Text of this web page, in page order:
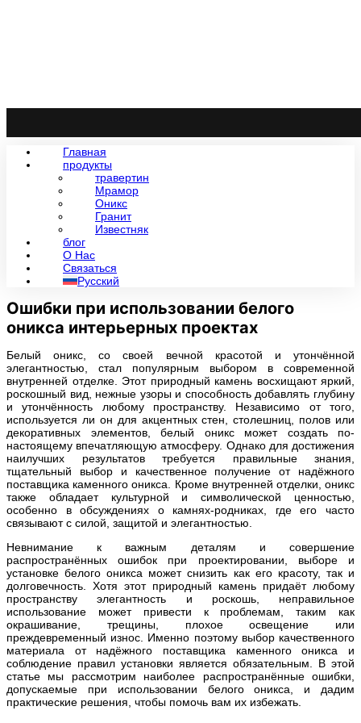
Главная
продукты
травертин
Мрамор
Оникс
Гранит
Известняк
блог
О Нас
Связаться
Русский
Ошибки при использовании белого
оникса интерьерных проектах
Белый оникс, со своей вечной красотой и утончённой
элегантностью, стал популярным выбором в современной
внутренней отделке. Этот природный камень восхищают яркий,
роскошный вид, нежные узоры и способность добавлять глубину
и утончённость любому пространству. Независимо от того,
используется ли он для акцентных стен, столешниц, полов или
декоративных элементов, белый оникс может создать по-
настоящему впечатляющую атмосферу. Однако для достижения
наилучших результатов требуется правильные знания,
тщательный выбор и качественное получение от надёжного
поставщика каменного оникса. Кроме внутренней отделки, оникс
также обладает культурной и символической ценностью,
особенно в обсуждениях о камнях-родниках, где его часто
связывают с силой, защитой и элегантностью.
Невнимание к важным деталям и совершение
распространённых ошибок при проектировании, выборе и
установке белого оникса может снизить как его красоту, так и
долговечность. Хотя этот природный камень придаёт любому
пространству элегантность и роскошь, неправильное
использование может привести к проблемам, таким как
окрашивание, трещины, плохое освещение или
преждевременный износ. Именно поэтому выбор качественного
материала от надёжного поставщика каменного оникса и
соблюдение правил установки является обязательным. В этой
статье мы рассмотрим наиболее распространённые ошибки,
допускаемые при использовании белого оникса, и дадим
практические решения, чтобы помочь вам их избежать.